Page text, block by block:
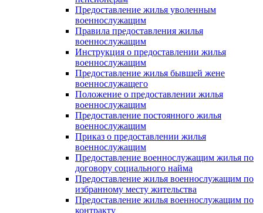
Предоставление жилья уволенным
военнослужащим
Правила предоставления жилья
военнослужащим
Инструкция о предоставлении жилья
военнослужащим
Предоставление жилья бывшей жене
военнослужащего
Положение о предоставлении жилья
военнослужащим
Предоставление постоянного жилья
военнослужащим
Приказ о предоставлении жилья
военнослужащим
Предоставление военнослужащим жилья по
договору социального найма
Предоставление жилья военнослужащим по
избранному месту жительства
Предоставление жилья военнослужащим по
контракту